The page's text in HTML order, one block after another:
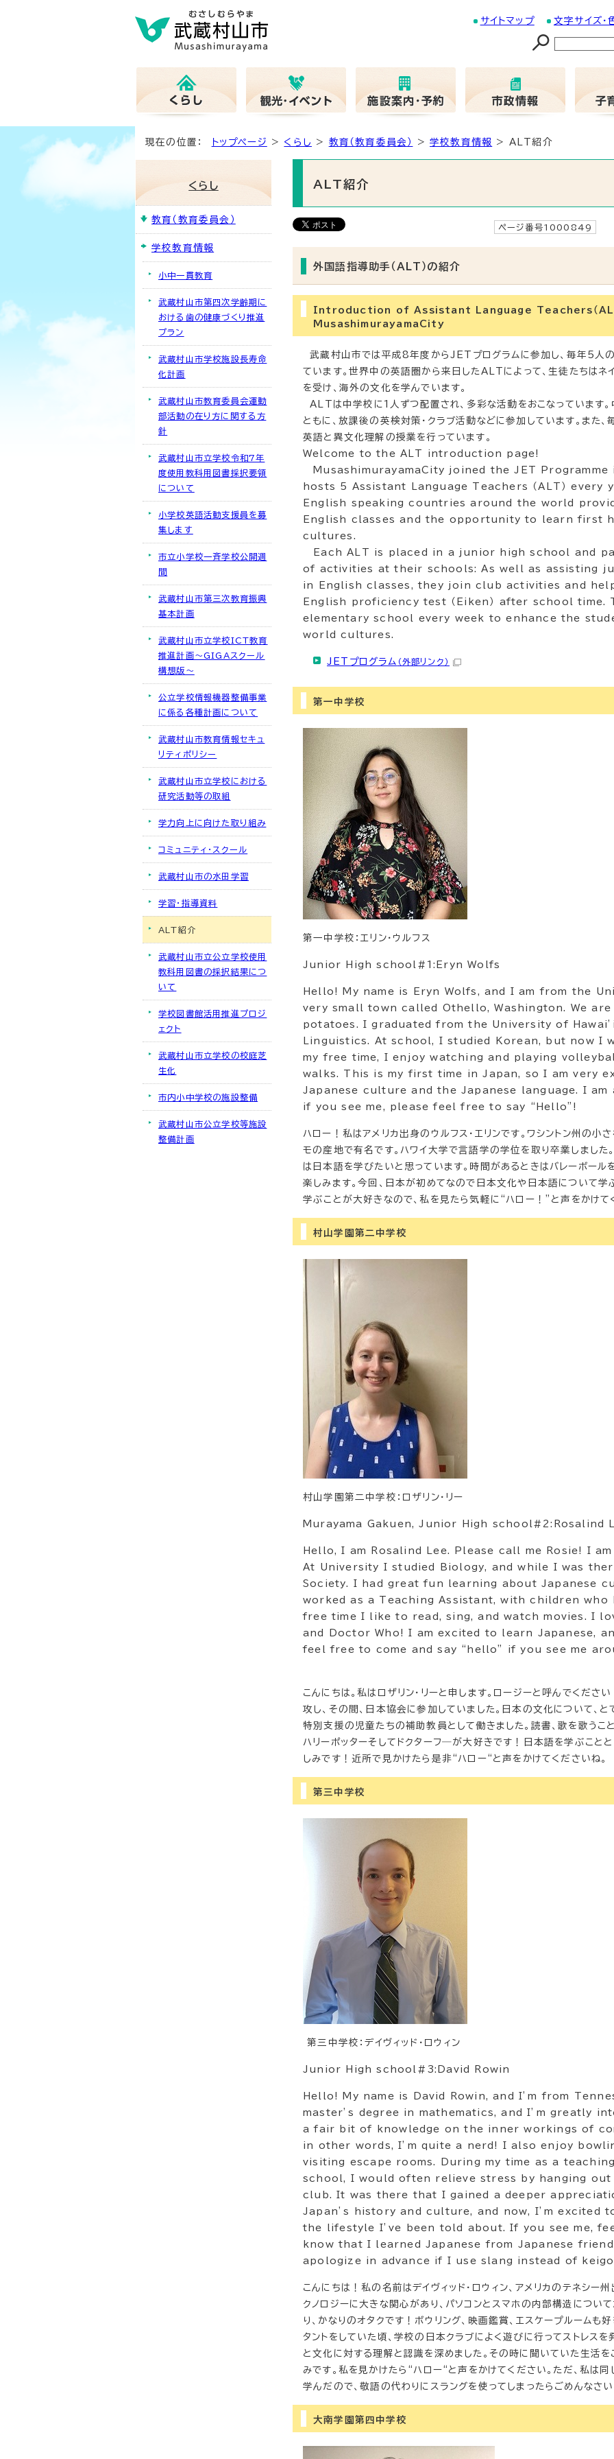
サイトマップ 文字サイズ・
現在の位置： トップページ > くらし > 教育（教育委員会） >学校教育情報 > ALT紹介
ALT紹介
ページ番号1000849
外国語指導助手（ALT）の紹介
Introduction of Assistant Language Teachers（
MusashimurayamaCity
武蔵村山市では平成8年度からJETプログラムに参加し、毎年5人
ています。世界中の英語圏から来日したALTによって、生徒たちはネ
を受け、海外の文化を学んでいます。
ALTは中学校に1人ずつ配置され、多彩な活動をおこなっています
ともに、放課後の英検対策・クラブ活動などに参加しています。また
英語と異文化理解の授業を行っています。
Welcome to the ALT introduction page!
MusashimurayamaCity joined the JET
hosts 5 Assistant Language Teachers （ALT） every
English speaking countries around the world
English classes and the opportunity to learn first
cultures.
Each ALT is placed in a junior high school and
of activities at their schools: As well as assisting
in English classes, they join club activities and
English proficiency test （Eiken） after school
elementary school every week to enhance the
world cultures.
JETプログラム （外部リンク）
第一中学校
第一中学校：エリン・ウルフス
Junior High school#1:Eryn Wolfs
Hello! My name is Eryn Wolfs, and I am from the
very small town called Othello, Washington. We
potatoes. I graduated from the University of
Linguistics. At school, I studied Korean, but now I
my free time, I enjoy watching and playing
walks. This is my first time in Japan, so I am very
Japanese culture and the Japanese language. I
if you see me, please feel free to say “Hello”!
ハロー！私はアメリカ出身のウルフス・エリンです。ワシントン州の小
モの産地で有名です。ハワイ大学で言語学の学位を取り卒業しました
は日本語を学びたいと思っています。時間があるときはバレーボール
楽しみます。今回、日本が初めてなので日本文化や日本語について学
学ぶことが大好きなので、私を見たら気軽に“ハロー！”と声をかけて
村山学園第二中学校
村山学園第二中学校：ロザリン・リー
Murayama Gakuen, Junior High school#2:Rosalind
Hello, I am Rosalind Lee. Please call me Rosie! I
At University I studied Biology, and while I was
Society. I had great fun learning about Japanese
worked as a Teaching Assistant, with children who
free time I like to read, sing, and watch movies. I
and Doctor Who! I am excited to learn Japanese,
feel free to come and say “hello” if you see me
こんにちは。私はロザリン・リーと申します。ロージーと呼んでくださ
攻し、その間、日本協会に参加していました。日本の文化について、
特別支援の児童たちの補助教員として働きました。読書、歌を歌うこ
ハリーポッターそしてドクターフ―が大好きです！日本語を学ぶこと
しみです！近所で見かけたら是非“ハロー“と声をかけてくださいね。
第三中学校
第三中学校：デイヴィッド・ロウィン
Junior High school#3:David Rowin
Hello! My name is David Rowin, and I’m from
master’s degree in mathematics, and I’m greatly
a fair bit of knowledge on the inner workings of
in other words, I’m quite a nerd! I also enjoy
visiting escape rooms. During my time as a
school, I would often relieve stress by hanging out
club. It was there that I gained a deeper
Japan’s history and culture, and now, I’m excited
the lifestyle I’ve been told about. If you see me,
know that I learned Japanese from Japanese
apologize in advance if I use slang instead of
こんにちは！私の名前はデイヴィッド・ロウィン、アメリカのテネシー
クノロジーに大きな関心があり、パソコンとスマホの内部構造につい
り、かなりのオタクです！ボウリング、映画鑑賞、エスケープルームも
タントをしていた頃、学校の日本クラブによく遊びに行ってストレス
と文化に対する理解と認識を深めました。その時に聞いていた生活
みです。私を見かけたら“ハロー“と声をかけてください。ただ、私は
学んだので、敬語の代わりにスラングを使ってしまったらごめんなさ
大南学園第四中学校
くらし
教育（教育委員会）
学校教育情報
小中一貫教育
武蔵村山市第四次学齢期に
おける歯の健康づくり推進
プラン
武蔵村山市学校施設長寿命
化計画
武蔵村山市教育委員会運動
部活動の在り方に関する方
針
武蔵村山市立学校令和7年
度使用教科用図書採択要領
について
小学校英語活動支援員を募
集します
市立小学校一斉学校公開週
間
武蔵村山市第三次教育振興
基本計画
武蔵村山市立学校ICT教育
推進計画～GIGAスクール
構想版～
公立学校情報機器整備事業
に係る各種計画について
武蔵村山市教育情報セキュ
リティポリシー
武蔵村山市立学校における
研究活動等の取組
学力向上に向けた取り組み
コミュニティ・スクール
武蔵村山市の水田学習
学習・指導資料
ALT紹介
武蔵村山市立公立学校使用
教科用図書の採択結果につ
いて
学校図書館活用推進プロジ
ェクト
武蔵村山市立学校の校庭芝
生化
市内小中学校の施設整備
武蔵村山市公立学校等施設
整備計画